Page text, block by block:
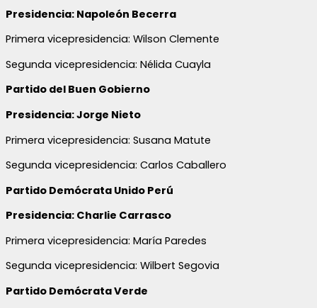
Presidencia: Napoleón Becerra
Primera vicepresidencia: Wilson Clemente
Segunda vicepresidencia: Nélida Cuayla
Partido del Buen Gobierno
Presidencia: Jorge Nieto
Primera vicepresidencia: Susana Matute
Segunda vicepresidencia: Carlos Caballero
Partido Demócrata Unido Perú
Presidencia: Charlie Carrasco
Primera vicepresidencia: María Paredes
Segunda vicepresidencia: Wilbert Segovia
Partido Demócrata Verde